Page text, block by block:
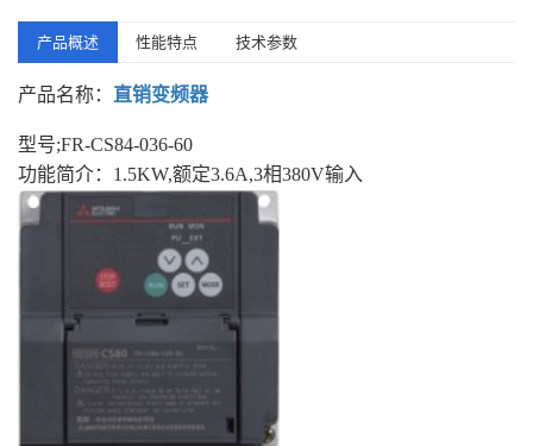
产品概述 性能特点 技术参数
产品名称： 直销变频器
型号;FR-CS84-036-60
功能简介：1.5KW,额定3.6A,3相380V输入